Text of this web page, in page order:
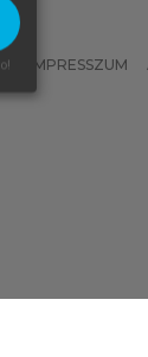
IMPRESSZUM